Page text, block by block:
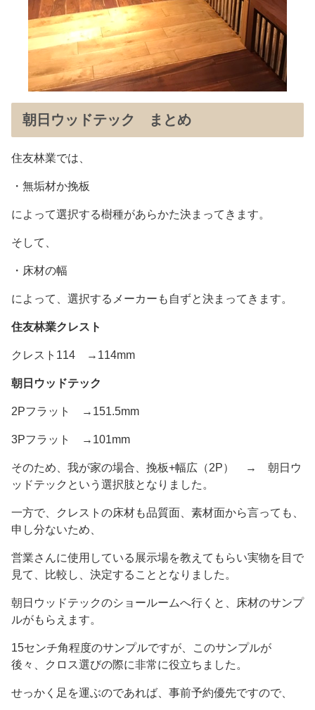
朝日ウッドテック まとめ
住友林業では、
・無垢材か挽板
によって選択する樹種があらかた決まってきます。
そして、
・床材の幅
によって、選択するメーカーも自ずと決まってきます。
住友林業クレスト
クレスト114 →114mm
朝日ウッドテック
2Pフラット →151.5mm
3Pフラット →101mm
そのため、我が家の場合、挽板+幅広（2P） → 朝日ウ
ッドテックという選択肢となりました。
一方で、クレストの床材も品質面、素材面から言っても、
申し分ないため、
営業さんに使用している展示場を教えてもらい実物を目で
見て、比較し、決定することとなりました。
朝日ウッドテックのショールームへ行くと、床材のサンプ
ルがもらえます。
15センチ角程度のサンプルですが、このサンプルが
後々、クロス選びの際に非常に役立ちました。
せっかく足を運ぶのであれば、事前予約優先ですので、